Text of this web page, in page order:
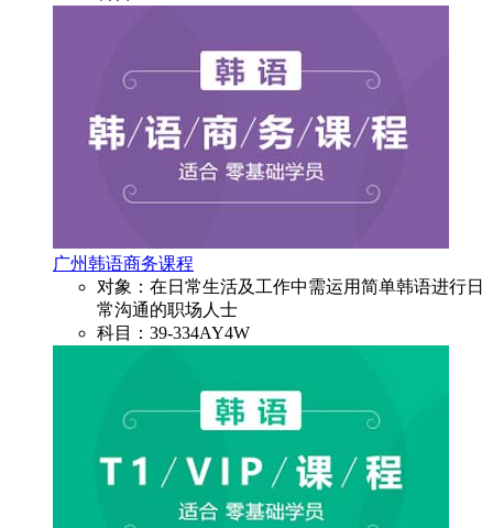
广州韩语商务课程
对象：在日常生活及工作中需运用简单韩语进行日
常沟通的职场人士
科目：39-334AY4W